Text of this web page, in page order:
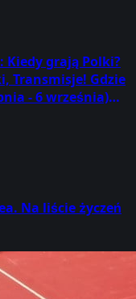
Kiedy grają Polki?
Transmisje! Gdzie
- 6 września)
Na liście życzeń